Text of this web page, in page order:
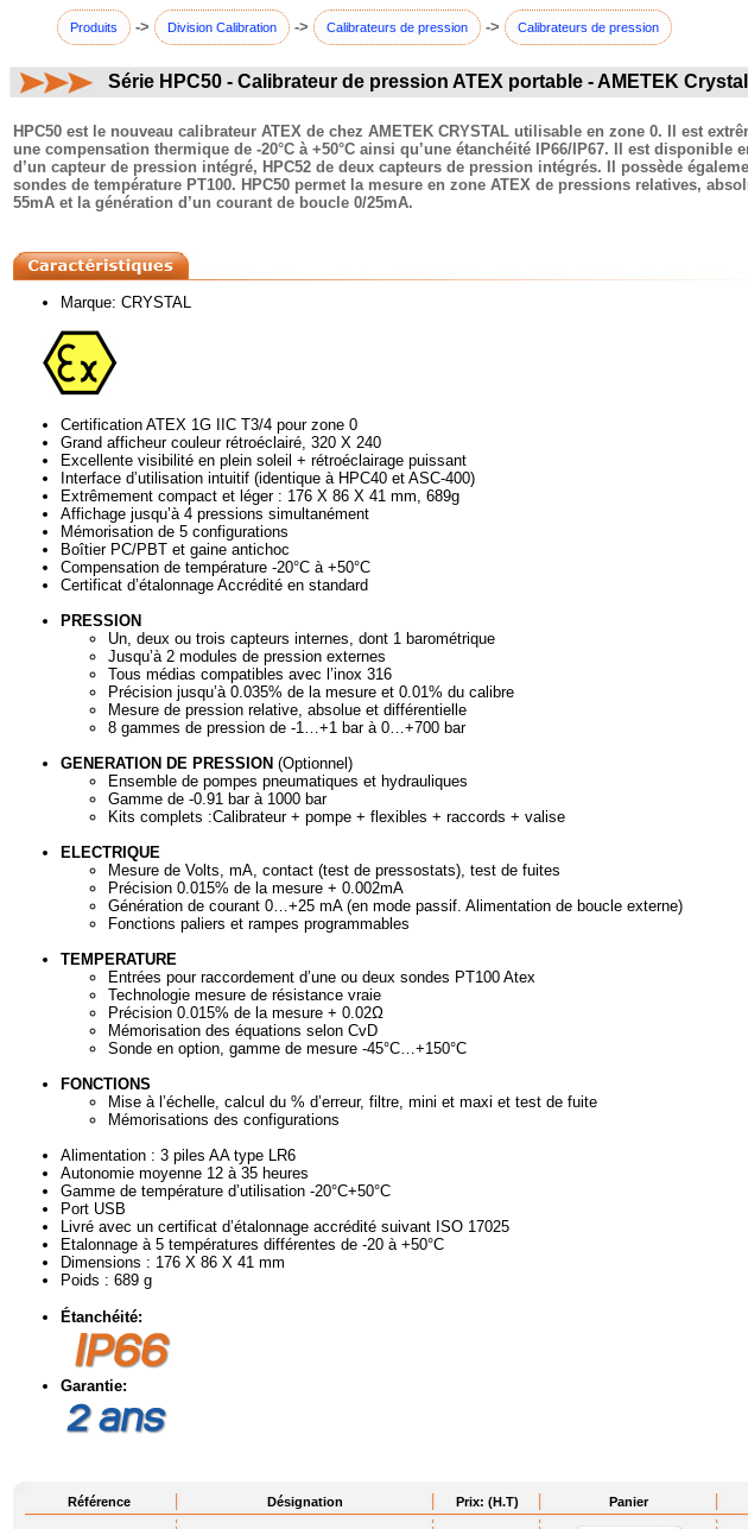
Produits -> Division Calibration -> Calibrateurs de pression -> Calibrateurs de pression
Série HPC50 - Calibrateur de pression ATEX portable - AMETEK Crystal
HPC50 est le nouveau calibrateur ATEX de chez AMETEK CRYSTAL utilisable en zone 0. Il est
une compensation thermique de -20°C à +50°C ainsi qu’une étanchéité IP66/IP67. Il est
d’un capteur de pression intégré, HPC52 de deux capteurs de pression intégrés. Il possède
sondes de température PT100. HPC50 permet la mesure en zone ATEX de pressions relatives,
55mA et la génération d’un courant de boucle 0/25mA.
Marque: CRYSTAL
Certification ATEX 1G IIC T3/4 pour zone 0
Grand afficheur couleur rétroéclairé, 320 X 240
Excellente visibilité en plein soleil + rétroéclairage puissant
Interface d’utilisation intuitif (identique à HPC40 et ASC-400)
Extrêmement compact et léger : 176 X 86 X 41 mm, 689g
Affichage jusqu’à 4 pressions simultanément
Mémorisation de 5 configurations
Boîtier PC/PBT et gaine antichoc
Compensation de température -20°C à +50°C
Certificat d’étalonnage Accrédité en standard
PRESSION
Un, deux ou trois capteurs internes, dont 1 barométrique
Jusqu’à 2 modules de pression externes
Tous médias compatibles avec l’inox 316
Précision jusqu’à 0.035% de la mesure et 0.01% du calibre
Mesure de pression relative, absolue et différentielle
8 gammes de pression de -1…+1 bar à 0…+700 bar
GENERATION DE PRESSION (Optionnel)
Ensemble de pompes pneumatiques et hydrauliques
Gamme de -0.91 bar à 1000 bar
Kits complets :Calibrateur + pompe + flexibles + raccords + valise
ELECTRIQUE
Mesure de Volts, mA, contact (test de pressostats), test de fuites
Précision 0.015% de la mesure + 0.002mA
Génération de courant 0…+25 mA (en mode passif. Alimentation de boucle externe)
Fonctions paliers et rampes programmables
TEMPERATURE
Entrées pour raccordement d’une ou deux sondes PT100 Atex
Technologie mesure de résistance vraie
Précision 0.015% de la mesure + 0.02Ω
Mémorisation des équations selon CvD
Sonde en option, gamme de mesure -45°C…+150°C
FONCTIONS
Mise à l’échelle, calcul du % d’erreur, filtre, mini et maxi et test de fuite
Mémorisations des configurations
Alimentation : 3 piles AA type LR6
Autonomie moyenne 12 à 35 heures
Gamme de température d’utilisation -20°C+50°C
Port USB
Livré avec un certificat d’étalonnage accrédité suivant ISO 17025
Etalonnage à 5 températures différentes de -20 à +50°C
Dimensions : 176 X 86 X 41 mm
Poids : 689 g
Étanchéité:
Garantie:
Référence Désignation Prix: (H.T) Panier